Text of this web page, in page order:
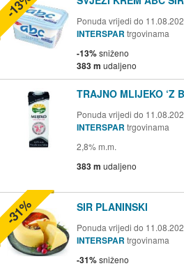
Ponuda vrijedi do
INTERSPAR trgovinama
-13%sniženo
383 m udaljeno
TRAJNO MLIJEKO ‘Z
Ponuda vrijedi do
INTERSPAR trgovinama
2,8% m.m.
383 m udaljeno
SIR PLANINSKI
Ponuda vrijedi do
INTERSPAR trgovinama
-31%sniženo
-31%